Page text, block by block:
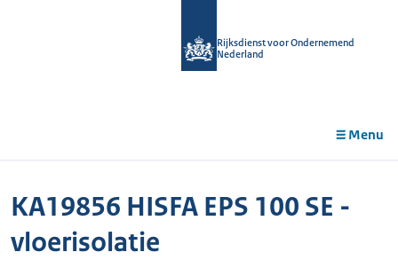
Rijksdienst voor Ondernemend
Nederland
Menu
KA19856 HISFA EPS 100 SE -
vloerisolatie